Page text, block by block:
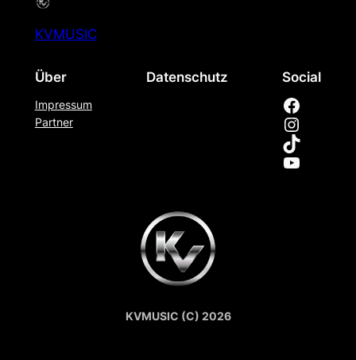
KVMUSIC
Über
Impressum
Partner
Datenschutz Social
Facebook
Instagram
TikTok
YouTube
KVMUSIC (C) 2026